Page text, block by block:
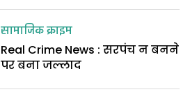
सामाजिक क्राइम
Real Crime News : सरपंच न बनने
पर बना जल्लाद